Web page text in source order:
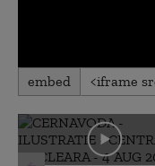
0
seconds
0
seconds
embed